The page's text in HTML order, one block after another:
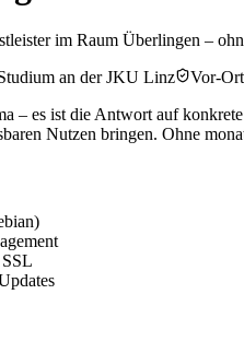
im Raum Überlingen –
an der JKU Linz Vor-
– es ist die Antwort auf
Nutzen bringen. Ohne